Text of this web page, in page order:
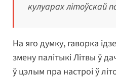
кулуарах літоўскай
На яго думку, гаворка
змену палітыкі Літвы ў
ў цэлым пра настроі ў